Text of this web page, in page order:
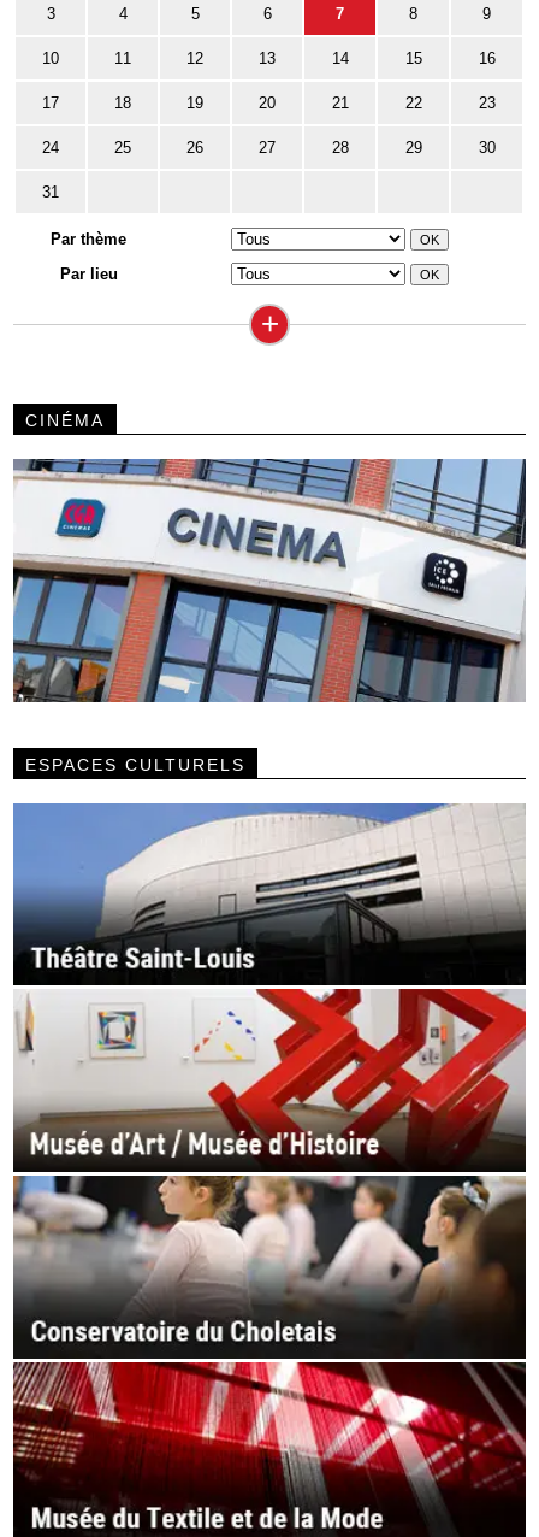
3 4 5 6 7 8 9
10 11 12 13 14 15 16
17 18 19 20 21 22 23
24 25 26 27 28 29 30
31
Par thème
Par lieu
+
CINÉMA
ESPACES CULTURELS